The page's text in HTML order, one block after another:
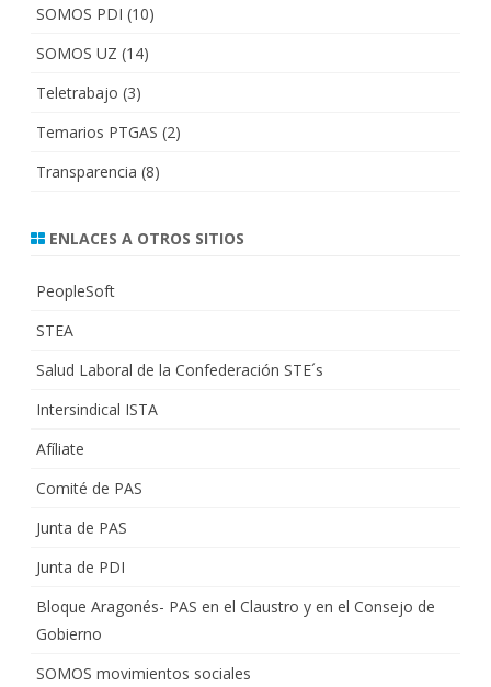
SOMOS PDI (10)
SOMOS UZ (14)
Teletrabajo (3)
Temarios PTGAS (2)
Transparencia (8)
ENLACES A OTROS SITIOS
PeopleSoft
STEA
Salud Laboral de la Confederación STE´s
Intersindical ISTA
Afíliate
Comité de PAS
Junta de PAS
Junta de PDI
Bloque Aragonés- PAS en el Claustro y en el Consejo de
Gobierno
SOMOS movimientos sociales